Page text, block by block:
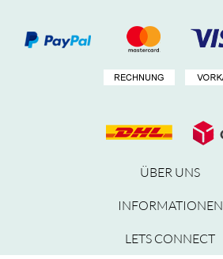
ÜBER UNS
INFORMATIONEN
LETS CONNECT